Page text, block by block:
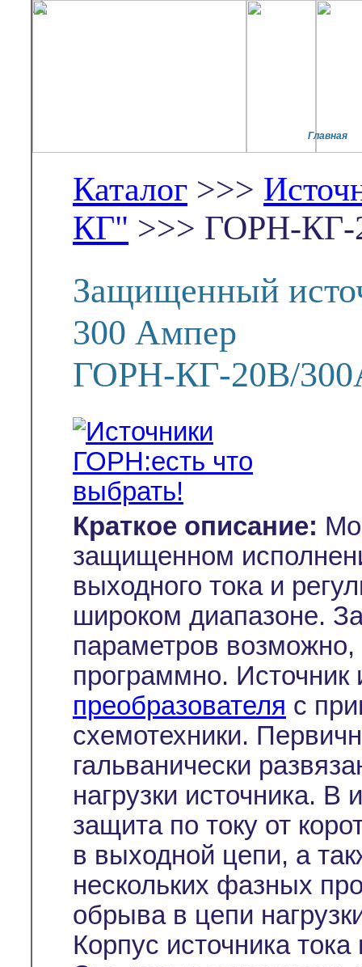
Главная
Каталог >>>
КГ" >>> ГОРН-КГ-
Защищенный
300 Ампер
ГОРН-КГ-20В/
Краткое описание:
защищенном
выходного тока и
широком диапазоне.
параметров возможно,
программно. Источник
преобразователя с
схемотехники.
гальванически
нагрузки источника. В
защита по току от
в выходной цепи, а
нескольких фазных
обрыва в цепи
Корпус источника